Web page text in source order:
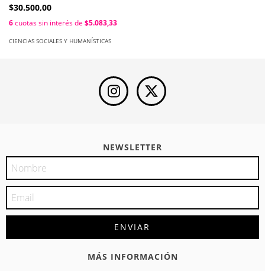
insurrección y la filosofía
Opalsky
$30.500,00
6cuotas sin interés de $5.083,33
CIENCIAS SOCIALES Y HUMANÍSTICAS
NEWSLETTER
MÁS INFORMACIÓN